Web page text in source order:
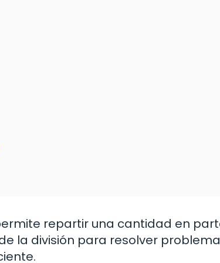
repartir una cantidad en
la división para resolver